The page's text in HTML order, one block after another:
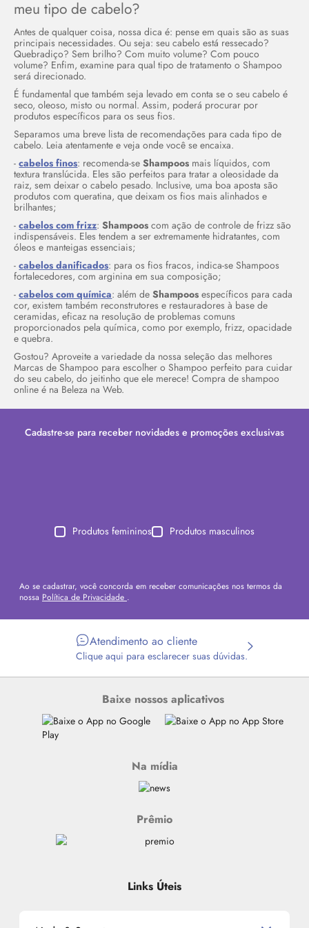
meu tipo de cabelo?
Antes de qualquer coisa, nossa dica é: pense em quais são as suas
principais necessidades. Ou seja: seu cabelo está ressecado?
Quebradiço? Sem brilho? Com muito volume? Com pouco
volume? Enfim, examine para qual tipo de tratamento o Shampoo
será direcionado.
É fundamental que também seja levado em conta se o seu cabelo é
seco, oleoso, misto ou normal. Assim, poderá procurar por
produtos específicos para os seus fios.
Separamos uma breve lista de recomendações para cada tipo de
cabelo. Leia atentamente e veja onde você se encaixa.
-cabelos finos: recomenda-seShampoos mais líquidos, com
textura translúcida. Eles são perfeitos para tratar a oleosidade da
raiz, sem deixar o cabelo pesado. Inclusive, uma boa aposta são
produtos com queratina, que deixam os fios mais alinhados e
brilhantes;
-cabelos com frizz:Shampooscom ação de controle de frizz são
indispensáveis. Eles tendem a ser extremamente hidratantes, com
óleos e manteigas essenciais;
-cabelos danificados: para os fios fracos, indica-se Shampoos
fortalecedores, com arginina em sua composição;
-cabelos com química: além deShampoosespecíficos para cada
cor, existem também reconstrutores e restauradores à base de
ceramidas, eficaz na resolução de problemas comuns
proporcionados pela química, como por exemplo, frizz, opacidade
e quebra.
Gostou? Aproveite a variedade da nossa seleção das melhores
Marcas de Shampoo para escolher o Shampoo perfeito para cuidar
do seu cabelo, do jeitinho que ele merece! Compra de shampoo
online é na Beleza na Web.
Cadastre-se para receber novidades e promoções exclusivas
Produtos femininos Produtos masculinos
Ao se cadastrar, você concorda em receber comunicações nos termos da
nossa Política de Privacidade .
Atendimento ao cliente
Clique aqui para esclarecer suas dúvidas.
Baixe nossos aplicativos
Na mídia
Prêmio
Links Úteis